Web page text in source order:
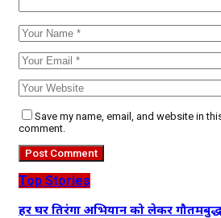
Save my name, email, and website in
comment.
Top Stories
हर घर तिरंगा अभियान को लेकर